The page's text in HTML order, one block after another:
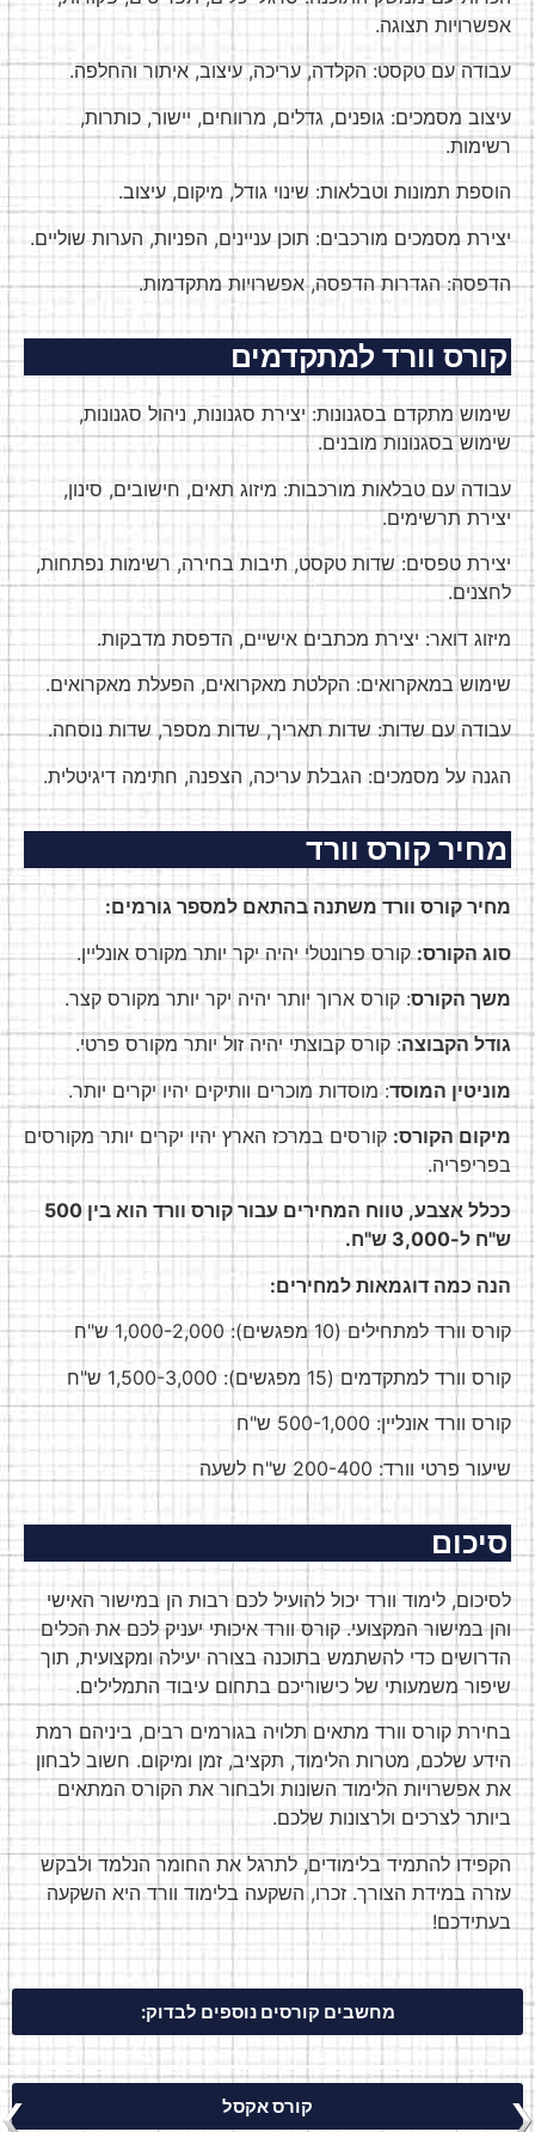
אפשרויות תצוגה.
עבודה עם טקסט: הקלדה, עריכה, עיצוב, איתור והחלפה.
עיצוב מסמכים: גופנים, גדלים, מרווחים, יישור, כותרות,
רשימות.
הוספת תמונות וטבלאות: שינוי גודל, מיקום, עיצוב.
יצירת מסמכים מורכבים: תוכן עניינים, הפניות, הערות שוליים.
הדפסה: הגדרות הדפסה, אפשרויות מתקדמות.
קורס וורד למתקדמים
שימוש מתקדם בסגנונות: יצירת סגנונות, ניהול סגנונות,
שימוש בסגנונות מובנים.
עבודה עם טבלאות מורכבות: מיזוג תאים, חישובים, סינון,
יצירת תרשימים.
יצירת טפסים: שדות טקסט, תיבות בחירה, רשימות נפתחות,
לחצנים.
מיזוג דואר: יצירת מכתבים אישיים, הדפסת מדבקות.
שימוש במאקרואים: הקלטת מאקרואים, הפעלת מאקרואים.
עבודה עם שדות: שדות תאריך, שדות מספר, שדות נוסחה.
הגנה על מסמכים: הגבלת עריכה, הצפנה, חתימה דיגיטלית.
מחיר קורס וורד
מחיר קורס וורד משתנה בהתאם למספר גורמים:
סוג הקורס:קורס פרונטלי יהיה יקר יותר מקורס אונליין.
משך הקורס: קורס ארוך יותר יהיה יקר יותר מקורס קצר.
גודל הקבוצה: קורס קבוצתי יהיה זול יותר מקורס פרטי.
מוניטין המוסד: מוסדות מוכרים וותיקים יהיו יקרים יותר.
מיקום הקורס:קורסים במרכז הארץ יהיו יקרים יותר מקורסים
בפריפריה.
ככלל אצבע, טווח המחירים עבור קורס וורד הוא בין 500
ש"ח ל-3,000 ש"ח.
הנה כמה דוגמאות למחירים:
קורס וורד למתחילים (10 מפגשים): 1,000-2,000 ש"ח
קורס וורד למתקדמים (15 מפגשים): 1,500-3,000 ש"ח
קורס וורד אונליין: 500-1,000 ש"ח
שיעור פרטי וורד: 200-400 ש"ח לשעה
סיכום
לסיכום, לימוד וורד יכול להועיל לכם רבות הן במישור האישי
והן במישור המקצועי. קורס וורד איכותי יעניק לכם את הכלים
הדרושים כדי להשתמש בתוכנה בצורה יעילה ומקצועית, תוך
שיפור משמעותי של כישוריכם בתחום עיבוד התמלילים.
בחירת קורס וורד מתאים תלויה בגורמים רבים, ביניהם רמת
הידע שלכם, מטרות הלימוד, תקציב, זמן ומיקום. חשוב לבחון
את אפשרויות הלימוד השונות ולבחור את הקורס המתאים
ביותר לצרכים ולרצונות שלכם.
הקפידו להתמיד בלימודים, לתרגל את החומר הנלמד ולבקש
עזרה במידת הצורך. זכרו, השקעה בלימוד וורד היא השקעה
בעתידכם!
מחשבים קורסים נוספים לבדוק:
קורס אקסל